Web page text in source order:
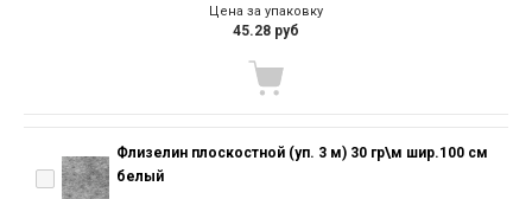
Цена за упаковку
45.28 руб
Флизелин плоскостной (уп. 3 м) 30 гр\м шир.100 см
белый